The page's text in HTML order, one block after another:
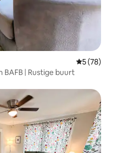
5 (78)
BAFB | Rustige buurt